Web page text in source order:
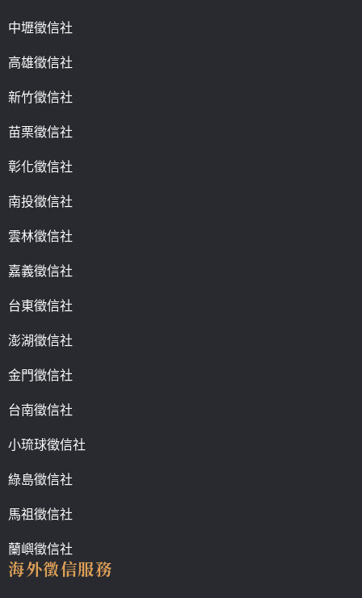
中壢徵信社
高雄徵信社
新竹徵信社
苗栗徵信社
彰化徵信社
南投徵信社
雲林徵信社
嘉義徵信社
台東徵信社
澎湖徵信社
金門徵信社
台南徵信社
小琉球徵信社
綠島徵信社
馬祖徵信社
蘭嶼徵信社
海外徵信服務